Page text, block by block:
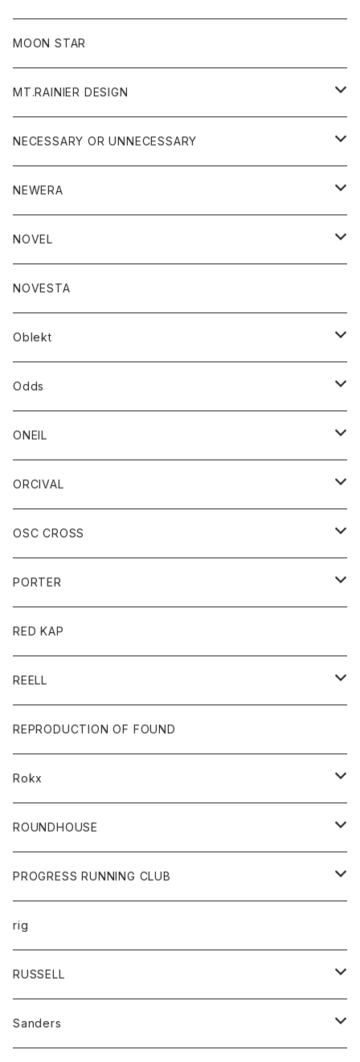
フリース
ジャケット
ニット
パンツ
帽子
MOON STAR
MT.RAINIER DESIGN
アウター
コート
ジャケット
アクセサリー
バッグ
グッズ
ウォレット
靴
トップス
ジャケット
シャツ
ボトム
ショートパンツ
パンツ
レディース
シャツ
Tシャツ
NECESSARY OR UNNECESSARY
アウター
コート
ジャケット
アクセサリー
バッグ
ブレスレット
グッズ
靴
ストール/マフラー
トップス
シャツ
シャツジャケット
ロングスリーブＴシャツ
ボトム
ショートパンツ
ジーンズ
NEWERA
帽子
NOVEL
トップス
カットソー
スエット
ボトム
NOVESTA
Oblekt
ボトム
ショートパンツ
パンツ
レディース
ボトム
Odds
帽子
ONEIL
スカート
ORCIVAL
アウター
コート
ジャケット
アクセサリー
バッグ
キッズ
Tシャツ
帽子
グッズ
靴
バック
トップス
カットソー
カーディガン
ニット
ボトムス
ショートパンツ
パンツ
レディース
カットソー
コート
OSC CROSS
ダウンジャケット
PORTER
カードホルダー
キーホルダー
財布
バック
RED KAP
REELL
パンツ
ショートパンツ
REPRODUCTION OF FOUND
Rokx
ボトム
ROUNDHOUSE
エプロン
キッズ
オーバーオール
ボトム
ペインターパンツ
PROGRESS RUNNING CLUB
トップス
Tシャツ
グッズ
帽子
rig
RUSSELL
アウター
Sanders